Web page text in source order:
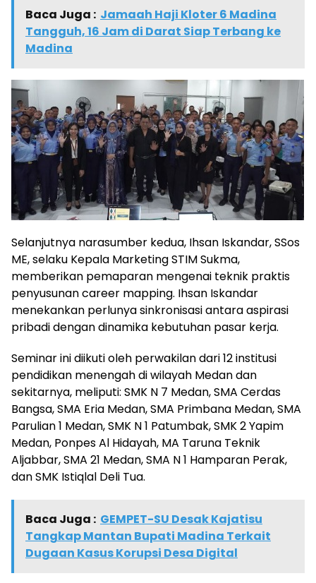
Baca Juga : Jamaah Haji Kloter 6 Madina
Tangguh, 16 Jam di Darat Siap Terbang ke
Madina
Selanjutnya narasumber kedua, Ihsan Iskandar, SSos
ME, selaku Kepala Marketing STIM Sukma,
memberikan pemaparan mengenai teknik praktis
penyusunan career mapping. Ihsan Iskandar
menekankan perlunya sinkronisasi antara aspirasi
pribadi dengan dinamika kebutuhan pasar kerja.
Seminar ini diikuti oleh perwakilan dari 12 institusi
pendidikan menengah di wilayah Medan dan
sekitarnya, meliputi: SMK N 7 Medan, SMA Cerdas
Bangsa, SMA Eria Medan, SMA Primbana Medan, SMA
Parulian 1 Medan, SMK N 1 Patumbak, SMK 2 Yapim
Medan, Ponpes Al Hidayah, MA Taruna Teknik
Aljabbar, SMA 21 Medan, SMA N 1 Hamparan Perak,
dan SMK Istiqlal Deli Tua.
Baca Juga : GEMPET-SU Desak Kajatisu
Tangkap Mantan Bupati Madina Terkait
Dugaan Kasus Korupsi Desa Digital